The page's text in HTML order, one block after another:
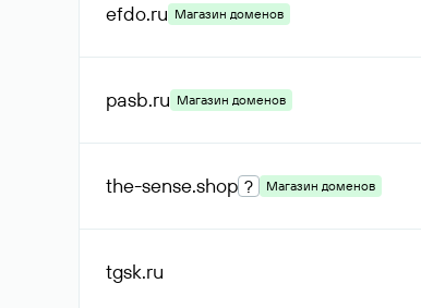
efdo.ru Магазин доменов
pasb.ru Магазин доменов
the-sense.shop ? Магазин доменов
tgsk.ru